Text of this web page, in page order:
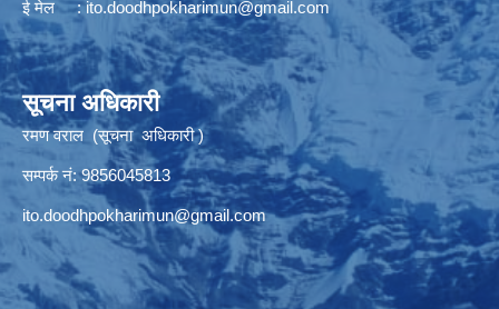
ई मेल :ito.doodhpokharimun@gmail.com
सूचना अधिकारी
रमण वराल (सूचना अधिकारी )
सम्पर्क नं: 9856045813
ito.doodhpokharimun@gmail.com